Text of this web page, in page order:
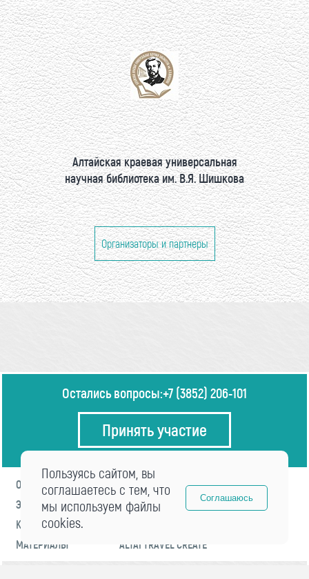
Алтайская краевая универсальная
научная библиотека им. В.Я. Шишкова
Организаторы и партнеры
Остались вопросы:+7 (3852) 206-101
Принять участие
О ФОРУМЕ
ПРОГРАММА
ЭКСПЕРТЫ
НОВОСТИ
КОНТАКТЫ
МАТЕРИАЛЫ
ALTAI TRAVEL CREATE
Пользуясь сайтом, вы
соглашаетесь с тем, что
мы используем файлы
cookies.
Соглашаюсь